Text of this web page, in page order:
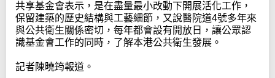
共享基金會表示，是在盡量最小改動下開展活化工作，
保留建築的歷史結構與工藝細節，又說醫院道4號多年來
與公共衛生關係密切，每年都會設有開放日，讓公眾認
識基金會工作的同時，了解本港公共衛生發展。
記者陳曉筠報道。